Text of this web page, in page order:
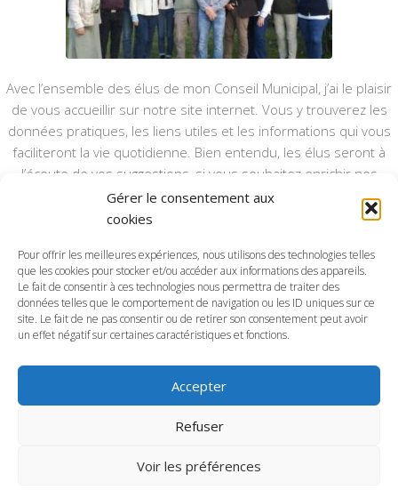
Gérer le consentement aux
cookies
Pour offrir les meilleures expériences, nous utilisons des technologies telles
que les cookies pour stocker et/ou accéder aux informations des appareils.
Le fait de consentir à ces technologies nous permettra de traiter des
données telles que le comportement de navigation ou les ID uniques sur ce
site. Le fait de ne pas consentir ou de retirer son consentement peut avoir
un effet négatif sur certaines caractéristiques et fonctions.
Accepter
Refuser
Voir les préférences
Avec l’ensemble des élus de mon Conseil Municipal, j’ai le plaisir
de vous accueillir sur notre site internet. Vous y trouverez les
données pratiques, les liens utiles et les informations qui vous
faciliteront la vie quotidienne. Bien entendu, les élus seront à
l’écoute de vos suggestions, si vous souhaitez enrichir nos
rubriques ou nos informations.
Ce type de communication vient en complément du bulletin
annuel, nous le ferons vivre et il sera actualisé pour mieux vous
informer.
Bonne visite à toutes et à tous.
Commune d'Anctoville-sur-Boscq © 2026. Tous droits